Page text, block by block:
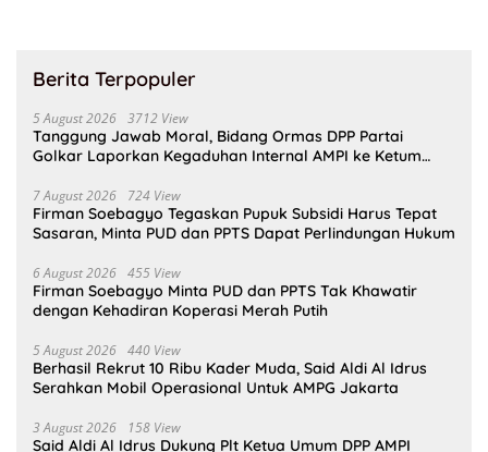
Berita Terpopuler
5 August 2026 3712 View
Tanggung Jawab Moral, Bidang Ormas DPP Partai
Golkar Laporkan Kegaduhan Internal AMPI ke Ketum
7 August 2026 724 View
Firman Soebagyo Tegaskan Pupuk Subsidi Harus Tepat
Sasaran, Minta PUD dan PPTS Dapat Perlindungan Hukum
6 August 2026 455 View
Firman Soebagyo Minta PUD dan PPTS Tak Khawatir
dengan Kehadiran Koperasi Merah Putih
5 August 2026 440 View
Berhasil Rekrut 10 Ribu Kader Muda, Said Aldi Al Idrus
Serahkan Mobil Operasional Untuk AMPG Jakarta
3 August 2026 158 View
Said Aldi Al Idrus Dukung Plt Ketua Umum DPP AMPI